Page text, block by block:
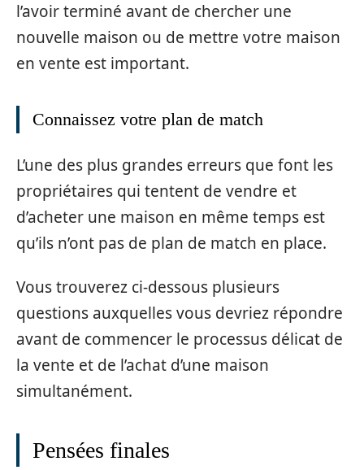
l’avoir terminé avant de chercher une
nouvelle maison ou de mettre votre maison
en vente est important.
Connaissez votre plan de match
L’une des plus grandes erreurs que font les
propriétaires qui tentent de vendre et
d’acheter une maison en même temps est
qu’ils n’ont pas de plan de match en place.
Vous trouverez ci-dessous plusieurs
questions auxquelles vous devriez répondre
avant de commencer le processus délicat de
la vente et de l’achat d’une maison
simultanément.
Pensées finales